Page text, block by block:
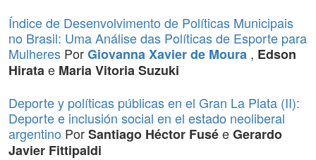
Índice de Desenvolvimento de Políticas Municipais
no Brasil: Uma Análise das Políticas de Esporte para
Mulheres PorGiovanna Xavier de Moura , Edson
Hiratae Maria Vitoria Suzuki
Deporte y políticas públicas en el Gran La Plata (II):
Deporte e inclusión social en el estado neoliberal
argentino PorSantiago Héctor FuséeGerardo
Javier Fittipaldi